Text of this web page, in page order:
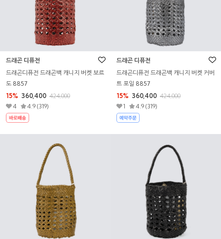
드래곤 디퓨전
드래곤디퓨전 드래곤백 캐니지 버켓 보르
도 8857
15% 360,400 424,000
4
4.9 (319)
드래곤 디퓨전
드래곤디퓨전 드래곤백 캐니지 버켓 커버
트 포일 8857
15% 360,400 424,000
1
4.9 (319)